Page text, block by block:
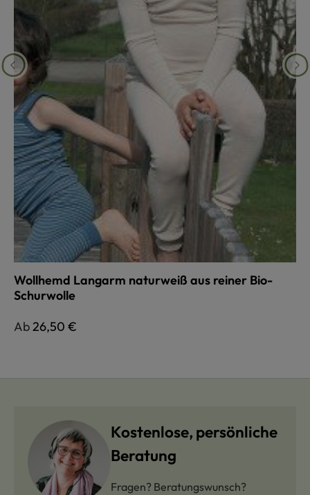
Wollhemd Langarm naturweiß aus reiner Bio-
Schurwolle
Regulärer Preis:
Ab26,50 €
Kostenlose, persönliche
Beratung
Fragen? Beratungswunsch?